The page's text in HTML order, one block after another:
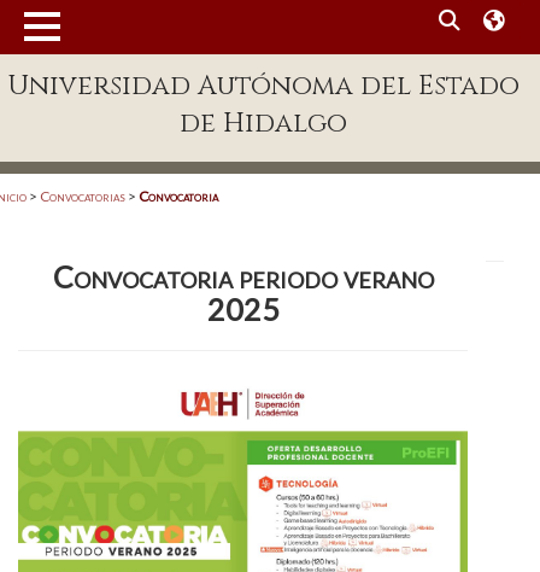
Enlaces
Patronato
Alumnado
Aspirantes
Universidad Autónoma del Estado
de Hidalgo
> Convocatorias > Convocatoria
Convocatoria periodo verano
2025